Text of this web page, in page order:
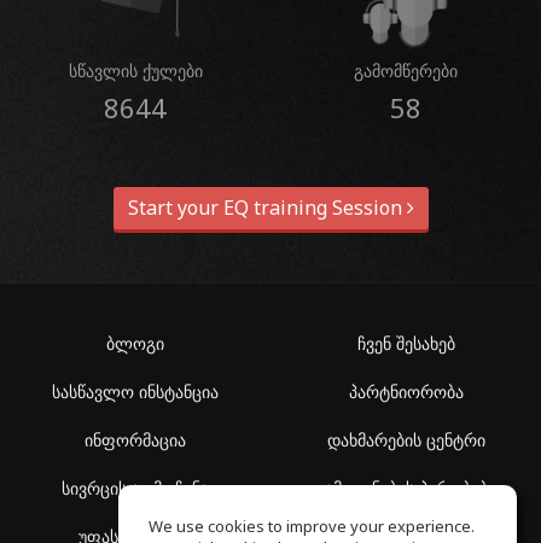
სწავლის ქულები
8644
გამომწერები
58
Start your EQ training Session
ბლოგი
სასწავლო ინსტანცია
ინფორმაცია
სივრცის აღმოჩენა
უფასო სკოლა
ჩვენ შესახებ
პარტნიორობა
დახმარების ცენტრი
გამოყენების პირობები
კონფიდენციალურობის
We use cookies to improve your experience.